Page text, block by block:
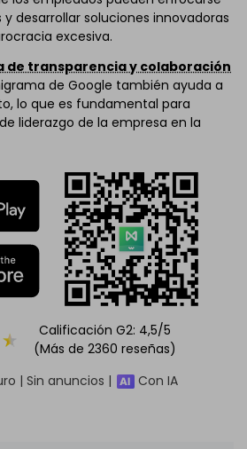
desarrollar soluciones innovadoras
excesiva.
de transparencia y colaboración
de Google también ayuda a
lo que es fundamental para
liderazgo de la empresa en la
Calificación G2: 4,5/5
(Más de 2360 reseñas)
| Sin anuncios |
Con IA